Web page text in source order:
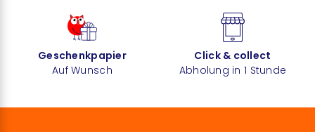
Geschenkpapier
Auf Wunsch
Click & collect
Abholung in 1 Stunde